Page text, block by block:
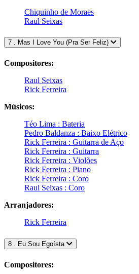
Chiquinho de Moraes
Raul Seixas
7 . Mas I Love You (Pra Ser Feliz)
Compositores:
Raul Seixas
Rick Ferreira
Músicos:
Téo Lima : Bateria
Pedro Baldanza : Baixo Elétrico
Rick Ferreira : Guitarra de Aço
Rick Ferreira : Guitarra
Rick Ferreira : Violões
Rick Ferreira : Piano
Rick Ferreira : Coro
Raul Seixas : Coro
Arranjadores:
Rick Ferreira
8 . Eu Sou Egoísta
Compositores: